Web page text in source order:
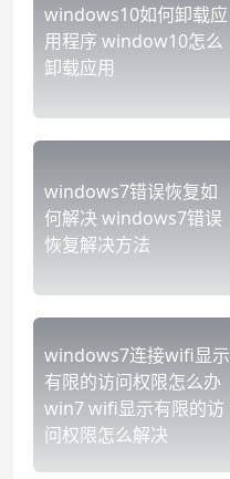
windows10如何卸载应
用程序 window10怎么
卸载应用
windows7错误恢复如
何解决 windows7错误
恢复解决方法
windows7连接wifi显示
有限的访问权限怎么办
win7 wifi显示有限的访
问权限怎么解决